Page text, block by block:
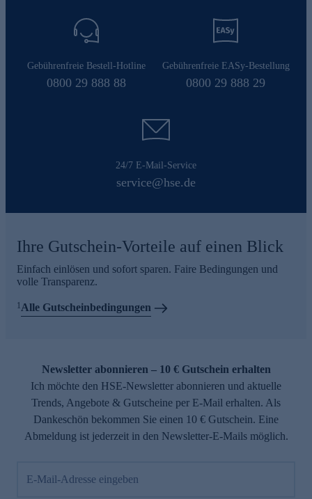
Gebührenfreie Bestell-Hotline
0800 29 888 88
Gebührenfreie EASy-Bestellung
0800 29 888 29
24/7 E-Mail-Service
service@hse.de
Ihre Gutschein-Vorteile auf einen Blick
Einfach einlösen und sofort sparen. Faire Bedingungen und
volle Transparenz.
1 Alle Gutscheinbedingungen
Newsletter abonnieren – 10 € Gutschein erhalten
Ich möchte den HSE-Newsletter abonnieren und aktuelle
Trends, Angebote & Gutscheine per E-Mail erhalten. Als
Dankeschön bekommen Sie einen 10 € Gutschein. Eine
Abmeldung ist jederzeit in den Newsletter-E-Mails möglich.
E-Mail-Adresse eingeben